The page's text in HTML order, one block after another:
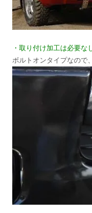
・取り付け加工は必要な
ボルトオンタイプなので